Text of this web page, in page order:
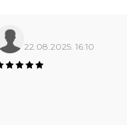
22.08.2025. 16:10